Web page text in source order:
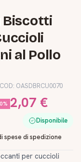
Biscotti
al Pollo
COD: OASDBRCU0070
2,07 €
Disponibile
spese di spedizione
per cuccioli